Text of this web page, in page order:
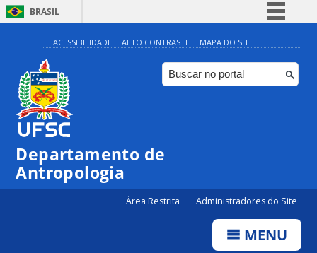
BRASIL
Simplifique!
Comunica BR
Participe
ACESSIBILIDADE ALTO CONTRASTE MAPA DO SITE
Departamento de
Antropologia
Área Restrita Administradores do Site
MENU